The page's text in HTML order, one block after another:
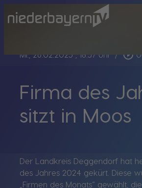
Mi., 26.02.2025 , 18:57 Uhr / play_circle_outline
Firma des
sitzt in Moos
Der Landkreis Deggendorf hat
des Jahres 2024 gekürt. Diese
„Firmen des Monats“ gewählt,